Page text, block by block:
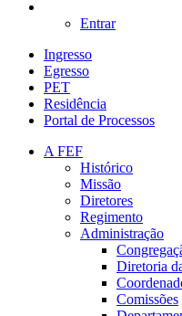
Entrar
Ingresso
Egresso
PET
Residência
Portal de Processos
A FEF
Histórico
Missão
Diretores
Regimento
Administração
Diretoria
Comissões